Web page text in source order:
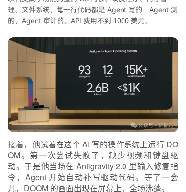
理、文件系统，每一行代码都是 Agent 写的，Agent 测
的，Agent 审计的。API 费用不到 1000 美元。
接着，他试着在这个 AI 写的操作系统上运行 DO
OM。第一次尝试失败了，缺少视频和键盘驱
动。于是他当场在 Antigravity 2.0 里输入修复指
令，Agent 开始自动补写驱动代码。等了一会
儿，DOOM 的画面出现在屏幕上，全场沸蓬。